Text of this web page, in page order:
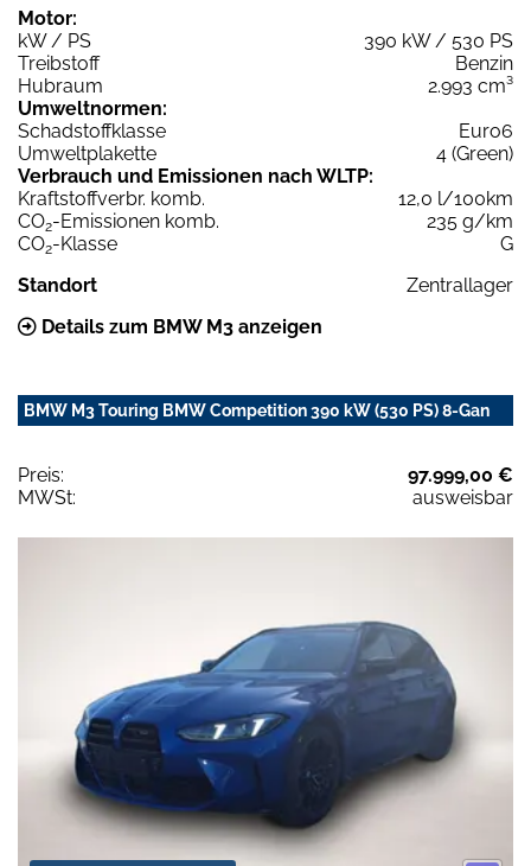
Motor:
kW / PS
390 kW / 530 PS
Treibstoff
Benzin
Hubraum
2.993 cm³
Umweltnormen:
Schadstoffklasse
Euro6
Umweltplakette
4 (Green)
Verbrauch und Emissionen nach WLTP:
Kraftstoffverbr. komb.
12,0 l/100km
CO2-Emissionen komb.
235 g/km
CO2-Klasse
G
Standort
Zentrallager
Details zum BMW M3 anzeigen
BMW M3 Touring BMW Competition 390 kW (530 PS) 8-Gan
Preis:
97.999,00 €
MWSt:
ausweisbar